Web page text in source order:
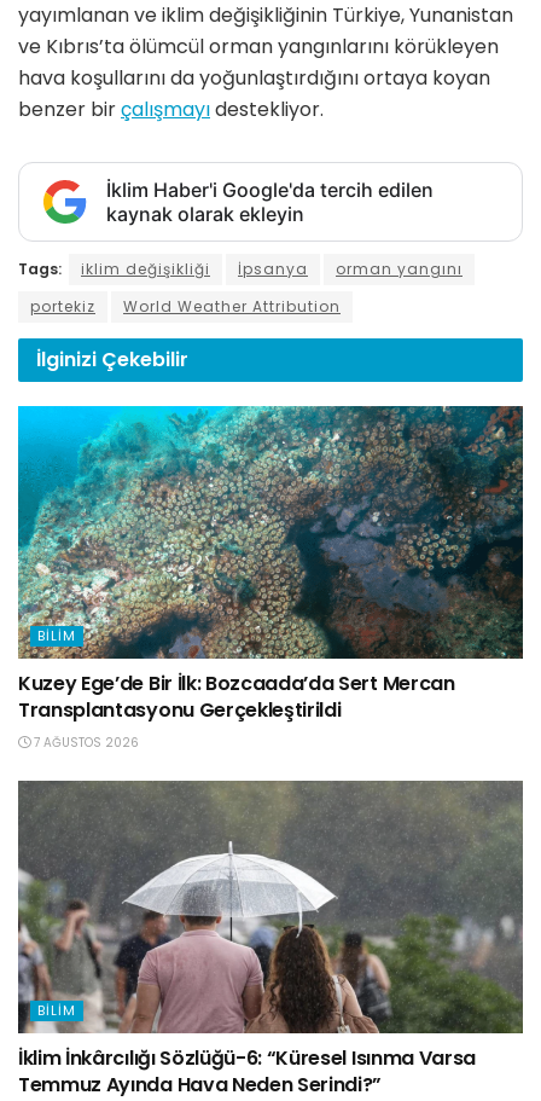
yayımlanan ve iklim değişikliğinin Türkiye, Yunanistan
ve Kıbrıs’ta ölümcül orman yangınlarını körükleyen
hava koşullarını da yoğunlaştırdığını ortaya koyan
benzer birçalışmayıdestekliyor.
İklim Haber'i Google'da tercih edilen
kaynak olarak ekleyin
Tags: iklim değişikliği İpsanya
orman yangını
portekiz
World Weather Attribution
İlginizi Çekebilir
BILIM
Kuzey Ege’de Bir İlk: Bozcaada’da Sert Mercan
Transplantasyonu Gerçekleştirildi
7 AĞUSTOS 2026
BILIM
İklim İnkârcılığı Sözlüğü-6: “Küresel Isınma Varsa
Temmuz Ayında Hava Neden Serindi?”